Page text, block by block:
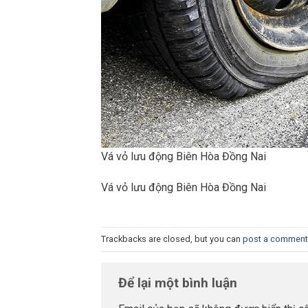
Vá vỏ lưu động Biên Hòa Đồng Nai
Vá vỏ lưu động Biên Hòa Đồng Nai
Trackbacks are closed, but you can post a comment
Để lại một bình luận